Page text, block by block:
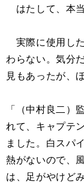
はたして、本
実際に使用し
わらない。気分
見もあったが、
「（中村良二）
れて、キャプテ
ました。白スパ
熱がないので、
は、足がやけど